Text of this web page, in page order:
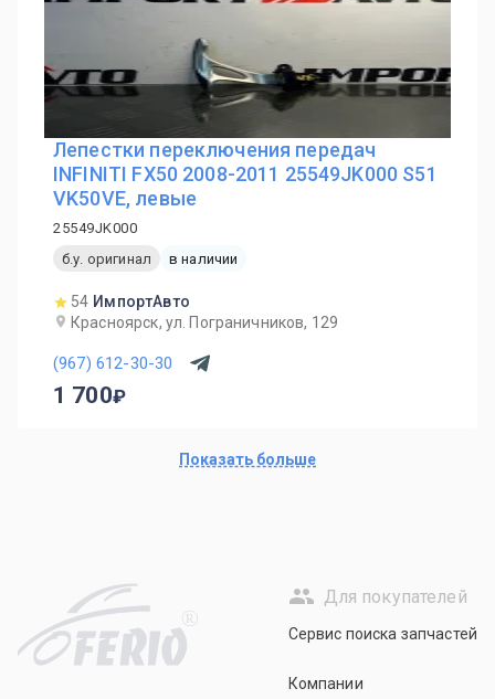
Лепестки переключения передач
INFINITI FX50 2008-2011 25549JK000 S51
VK50VE, левые
25549JK000
б.у. оригинал
в наличии
54 ИмпортАвто
Красноярск, ул. Пограничников, 129
(967) 612-30-30
1 700
Показать больше
R
Для покупателей
Сервис поиска запчастей
Компании